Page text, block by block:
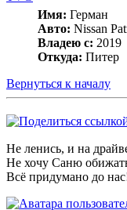
Имя: Герман
Авто: Nissan
Владею с: 2019
Откуда: Питер
Вернуться к началу
Не ленись, и на
Не хочу Саню
Всё придумано до